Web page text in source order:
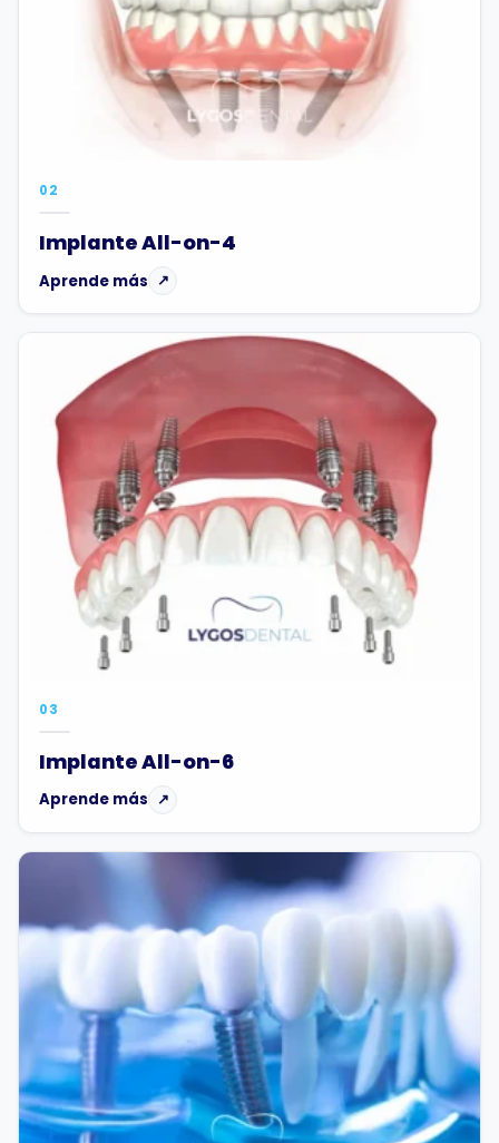
02
Implante All-on-4
Aprende más ↗
03
Implante All-on-6
Aprende más ↗